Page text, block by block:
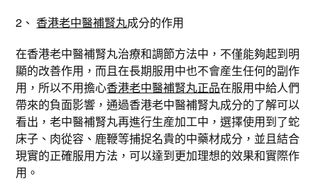
2、香港老中醫補腎丸成分的作用
在香港老中醫補腎丸治療和調節方法中，不僅能夠起到明
顯的改善作用，而且在長期服用中也不會産生任何的副作
用，所以不用擔心香港老中醫補腎丸正品在服用中給人們
帶來的負面影響，通過香港老中醫補腎丸成分的了解可以
看出，老中醫補腎丸再進行生産加工中，選擇使用到了蛇
床子、肉從容、鹿鞭等捕捉名貴的中藥材成分，並且結合
現實的正確服用方法，可以達到更加理想的效果和實際作
用。